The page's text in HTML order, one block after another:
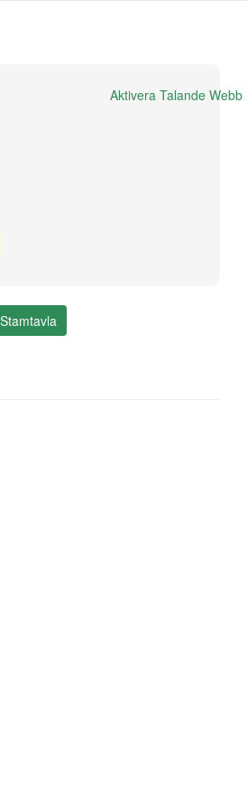
Aktivera Talande Webb